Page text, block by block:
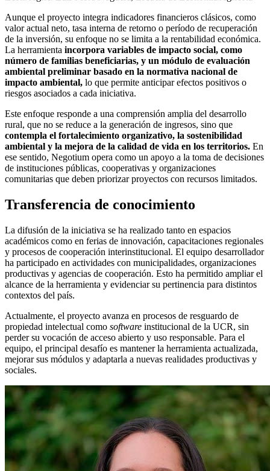
Aunque el proyecto integra indicadores financieros clásicos, como
valor actual neto, tasa interna de retorno o período de recuperación
de la inversión, su enfoque no se limita a la rentabilidad económica.
La herramienta incorpora variables de impacto social, como
número de familias beneficiarias, y un módulo de evaluación
ambiental preliminar basado en la normativa nacional de
impacto ambiental, lo que permite anticipar efectos positivos o
riesgos asociados a cada iniciativa.
Este enfoque responde a una comprensión amplia del desarrollo
rural, que no se reduce a la generación de ingresos, sino que
contempla el fortalecimiento organizativo, la sostenibilidad
ambiental y la mejora de la calidad de vida en los territorios. En
ese sentido, Negotium opera como un apoyo a la toma de decisiones
de instituciones públicas, cooperativas y organizaciones
comunitarias que deben priorizar proyectos con recursos limitados.
Transferencia de conocimiento
La difusión de la iniciativa se ha realizado tanto en espacios
académicos como en ferias de innovación, capacitaciones regionales
y procesos de cooperación interinstitucional. El equipo desarrollador
ha participado en actividades con municipalidades, organizaciones
productivas y agencias de cooperación. Esto ha permitido ampliar el
alcance de la herramienta y evidenciar su pertinencia para distintos
contextos del país.
Actualmente, el proyecto avanza en procesos de resguardo de
propiedad intelectual como software institucional de la UCR, sin
perder su vocación de acceso abierto y uso responsable. Para el
equipo, el principal desafío es mantener la herramienta actualizada,
mejorar sus módulos y adaptarla a nuevas realidades productivas y
sociales.